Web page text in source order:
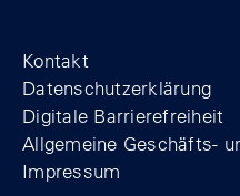
Kontakt
Datenschutzerklärung
Digitale Barrierefreiheit
Allgemeine Geschäfts-
Impressum